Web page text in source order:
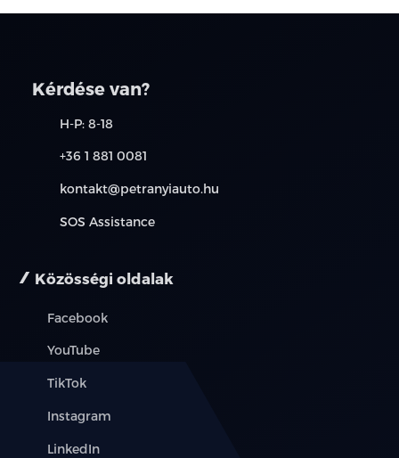
Kérdése van?
H-P: 8-18
+36 1 881 0081
kontakt@petranyiauto.hu
SOS Assistance
Közösségi oldalak
Facebook
YouTube
TikTok
Instagram
LinkedIn